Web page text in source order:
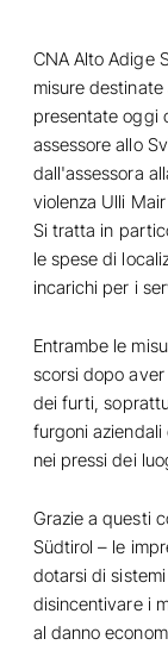
CNA Alto Adige
misure
presentate oggi
assessore allo
dall'assessora
violenza Ulli Mair
Si tratta in
le spese di
incarichi per i
Entrambe le
scorsi dopo
dei furti,
furgoni
nei pressi dei
Grazie a questi
Südtirol – le
dotarsi di
disincentivare i
al danno